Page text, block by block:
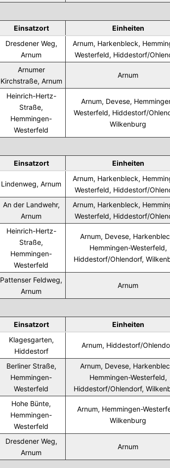
Einsatzort Einheiten
Dresdener Weg,
Arnum
Arnum, Harkenbleck,
Westerfeld, Hiddestorf/
Arnumer
Kirchstraße, Arnum
Arnum
Heinrich-Hertz-
Straße,
Hemmingen-
Westerfeld
Arnum, Devese,
Westerfeld, Hiddestorf/
Wilkenburg
Einsatzort Einheiten
Lindenweg, Arnum
Arnum, Harkenbleck,
Westerfeld, Hiddestorf/
An der Landwehr,
Arnum
Arnum, Harkenbleck,
Westerfeld, Hiddestorf/
Heinrich-Hertz-
Straße,
Hemmingen-
Westerfeld
Arnum, Devese,
Hemmingen-Westerfeld,
Hiddestorf/Ohlendorf,
Pattenser Feldweg,
Arnum
Arnum
Einsatzort Einheiten
Klagesgarten,
Hiddestorf
Arnum, Hiddestorf/
Berliner Straße,
Hemmingen-
Westerfeld
Arnum, Devese,
Hemmingen-Westerfeld,
Hiddestorf/Ohlendorf,
Hohe Bünte,
Hemmingen-
Westerfeld
Arnum, Hemmingen-
Wilkenburg
Dresdener Weg,
Arnum
Arnum